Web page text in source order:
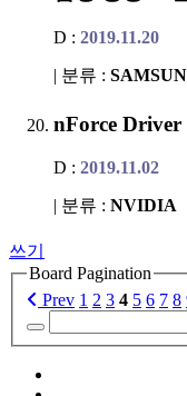
D : 2019.11.20
| 분류 :
nForce Driver
D : 2019.11.02
| 분류 : NVIDIA
쓰기
Board Pagination
Prev 1 2 3 4 5 6 7 8